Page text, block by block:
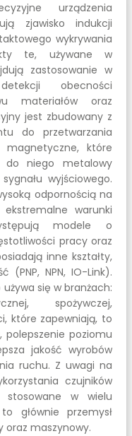
urządzenia
zjawisko indukcji
wykrywania
te, używane w
zastosowanie w
obecności
materiałów oraz
jest zbudowany z
do przetwarzania
magnetyczne, które
do niego metalowy
wyjściowego.
odpornością na
ekstremalne warunki
modele o
pracy oraz
inne kształty,
NPN, IO-Link).
się w branżach:
spożywczej,
które zapewniają, to
polepszenie poziomu
jakość wyrobów
ruchu. Z uwagi na
czujników
stosowane w wielu
głównie przemysł
maszynowy.